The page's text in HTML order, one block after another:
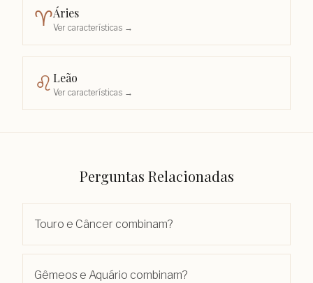
♈︎Áries
Ver características →
♌︎ Leão
Ver características →
Perguntas Relacionadas
Touro e Câncer combinam?
Gêmeos e Aquário combinam?